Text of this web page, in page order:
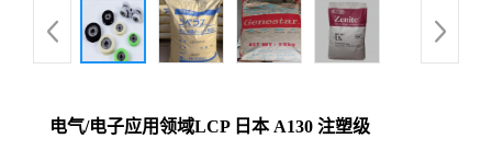
电气/电子应用领域LCP 日本 A130 注塑级